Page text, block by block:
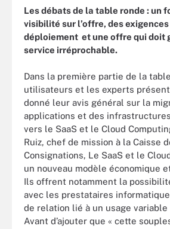
Les débats de la table ronde : un
visibilité sur l’offre, des
déploiement et une offre qui doit
service irréprochable.
Dans la première partie de la
utilisateurs et les experts
donné leur avis général sur la
applications et des
vers le SaaS et le Cloud
Ruiz, chef de mission à la Caisse
Consignations, Le SaaS et le
un nouveau modèle économique
Ils offrent notamment la
avec les prestataires
de relation lié à un usage
Avant d’ajouter que « cette